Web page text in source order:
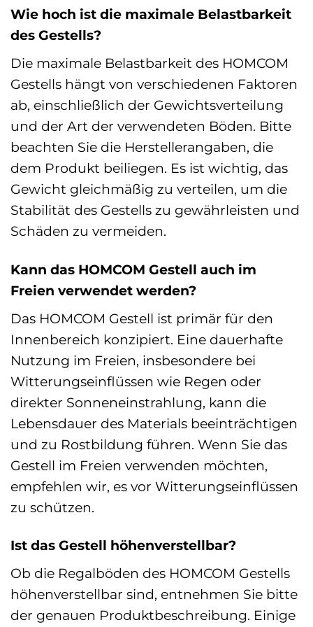
Wie hoch ist die maximale Belastbarkeit
des Gestells?
Die maximale Belastbarkeit des HOMCOM
Gestells hängt von verschiedenen Faktoren
ab, einschließlich der Gewichtsverteilung
und der Art der verwendeten Böden. Bitte
beachten Sie die Herstellerangaben, die
dem Produkt beiliegen. Es ist wichtig, das
Gewicht gleichmäßig zu verteilen, um die
Stabilität des Gestells zu gewährleisten und
Schäden zu vermeiden.
Kann das HOMCOM Gestell auch im
Freien verwendet werden?
Das HOMCOM Gestell ist primär für den
Innenbereich konzipiert. Eine dauerhafte
Nutzung im Freien, insbesondere bei
Witterungseinflüssen wie Regen oder
direkter Sonneneinstrahlung, kann die
Lebensdauer des Materials beeinträchtigen
und zu Rostbildung führen. Wenn Sie das
Gestell im Freien verwenden möchten,
empfehlen wir, es vor Witterungseinflüssen
zu schützen.
Ist das Gestell höhenverstellbar?
Ob die Regalböden des HOMCOM Gestells
höhenverstellbar sind, entnehmen Sie bitte
der genauen Produktbeschreibung. Einige